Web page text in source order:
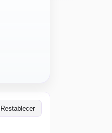
Restablecer